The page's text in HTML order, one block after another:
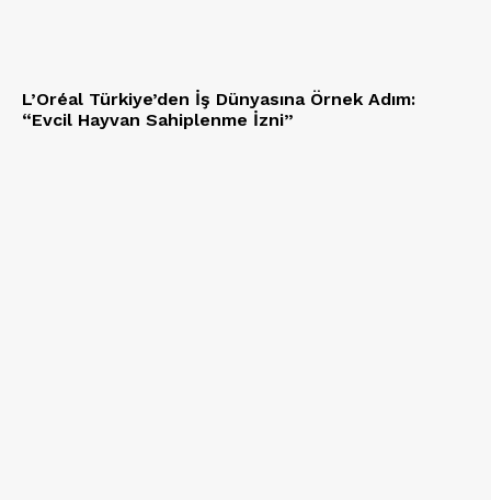
L’Oréal Türkiye’den İş Dünyasına Örnek Adım:
“Evcil Hayvan Sahiplenme İzni”